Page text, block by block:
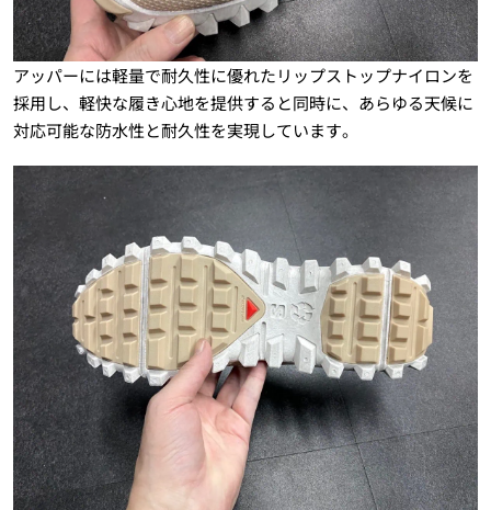
アッパーには軽量で耐久性に優れたリップストップナイロンを
採用し、軽快な履き心地を提供すると同時に、あらゆる天候に
対応可能な防水性と耐久性を実現しています。